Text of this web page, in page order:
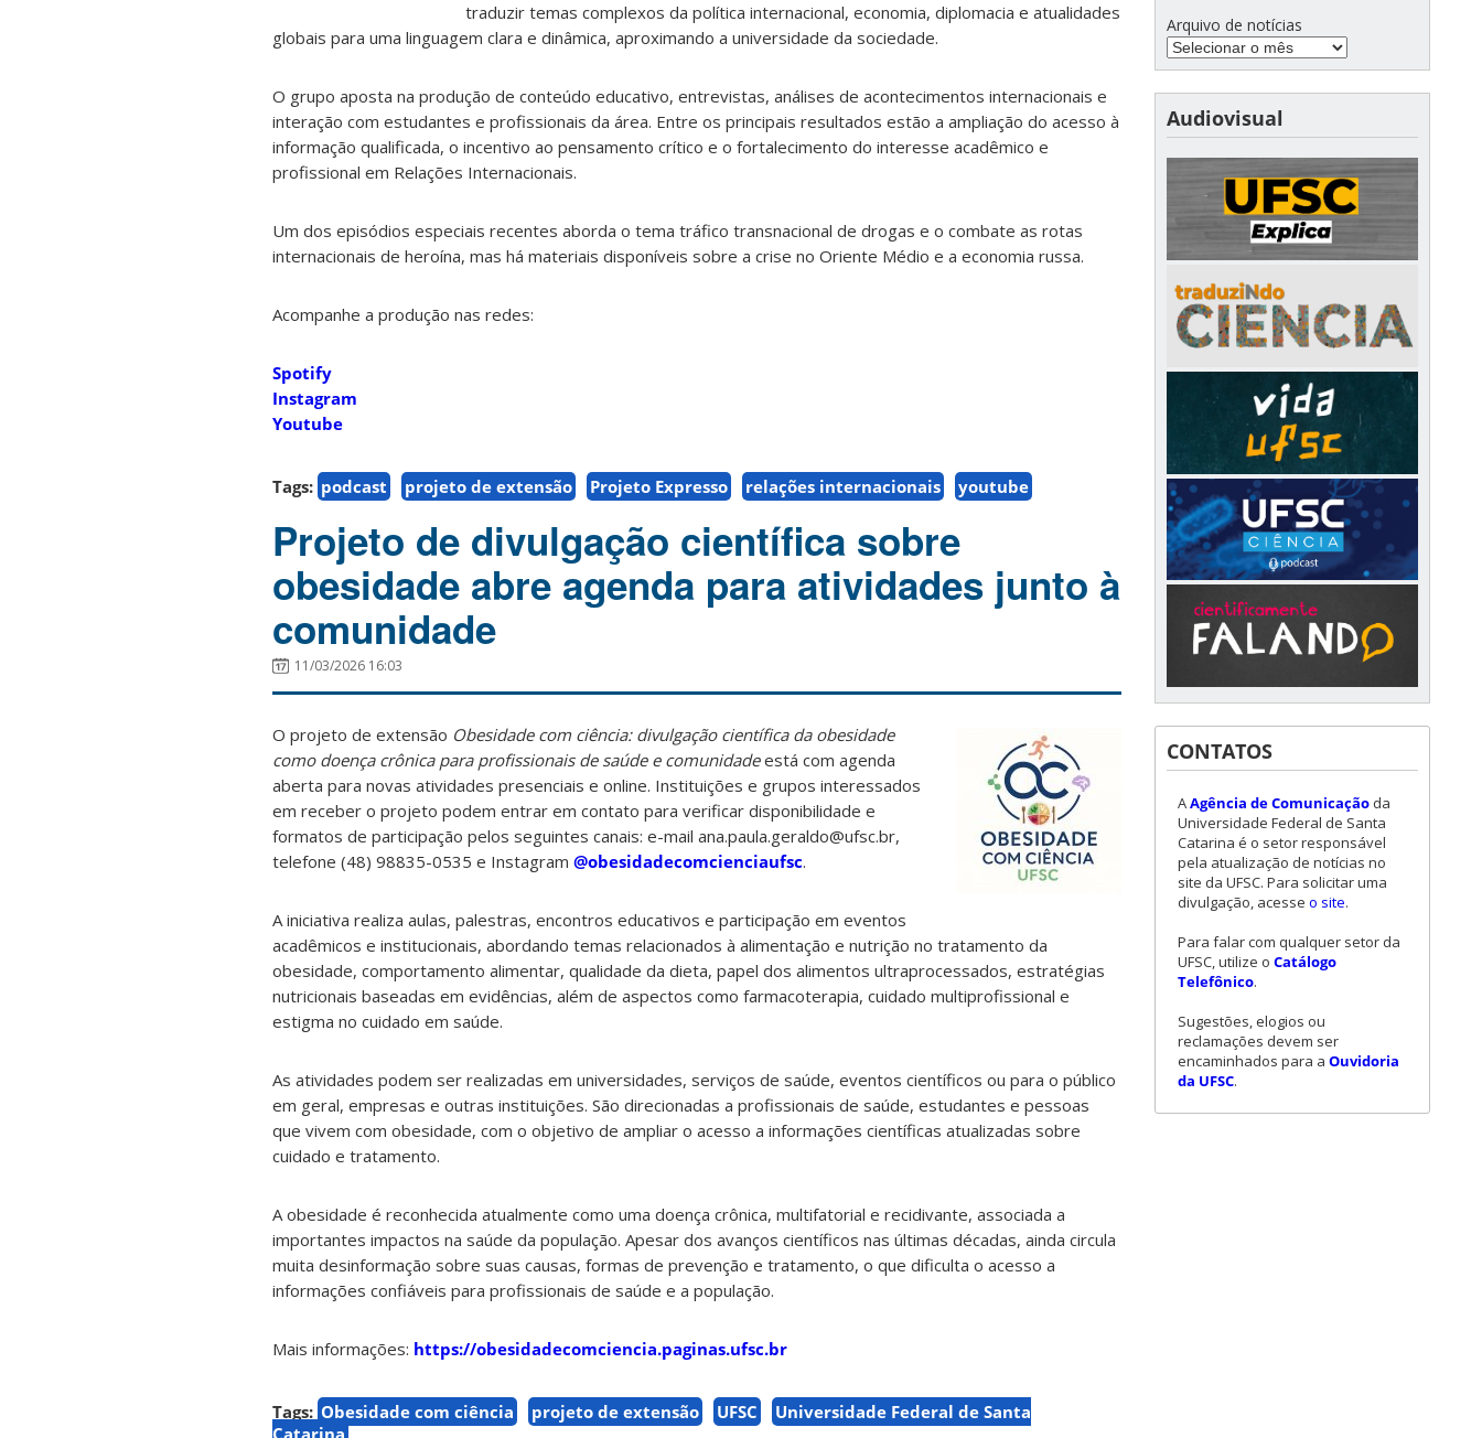
traduzir temas complexos da política internacional, economia, diplomacia e atualidades
globais para uma linguagem clara e dinâmica, aproximando a universidade da sociedade.
O grupo aposta na produção de conteúdo educativo, entrevistas, análises de acontecimentos internacionais e
interação com estudantes e profissionais da área. Entre os principais resultados estão a ampliação do acesso à
informação qualificada, o incentivo ao pensamento crítico e o fortalecimento do interesse acadêmico e
profissional em Relações Internacionais.
Um dos episódios especiais recentes aborda o tema tráfico transnacional de drogas e o combate as rotas
internacionais de heroína, mas há materiais disponíveis sobre a crise no Oriente Médio e a economia russa.
Acompanhe a produção nas redes:
Spotify
Instagram
Youtube
Tags: podcast projeto de extensão Projeto Expresso relações internacionais youtube
Projeto de divulgação científica sobre
obesidade abre agenda para atividades junto à
comunidade
11/03/2026 16:03
O projeto de extensão Obesidade com ciência: divulgação científica da obesidade
como doença crônica para profissionais de saúde e comunidadeestá com agenda
aberta para novas atividades presenciais e online. Instituições e grupos interessados
em receber o projeto podem entrar em contato para verificar disponibilidade e
formatos de participação pelos seguintes canais: e-mail ana.paula.geraldo@ufsc.br,
telefone (48) 98835-0535 e Instagram @obesidadecomcienciaufsc.
A iniciativa realiza aulas, palestras, encontros educativos e participação em eventos
acadêmicos e institucionais, abordando temas relacionados à alimentação e nutrição no tratamento da
obesidade, comportamento alimentar, qualidade da dieta, papel dos alimentos ultraprocessados, estratégias
nutricionais baseadas em evidências, além de aspectos como farmacoterapia, cuidado multiprofissional e
estigma no cuidado em saúde.
As atividades podem ser realizadas em universidades, serviços de saúde, eventos científicos ou para o público
em geral, empresas e outras instituições. São direcionadas a profissionais de saúde, estudantes e pessoas
que vivem com obesidade, com o objetivo de ampliar o acesso a informações científicas atualizadas sobre
cuidado e tratamento.
A obesidade é reconhecida atualmente como uma doença crônica, multifatorial e recidivante, associada a
importantes impactos na saúde da população. Apesar dos avanços científicos nas últimas décadas, ainda circula
muita desinformação sobre suas causas, formas de prevenção e tratamento, o que dificulta o acesso a
informações confiáveis para profissionais de saúde e a população.
Mais informações: https://obesidadecomciencia.paginas.ufsc.br
Tags: Obesidade com ciência projeto de extensão UFSC
Universidade Federal de Santa
Arquivo de notícias
Audiovisual
CONTATOS
AAgência de Comunicação da
Universidade Federal de Santa
Catarina é o setor responsável
pela atualização de notícias no
site da UFSC. Para solicitar uma
divulgação, acesse o site.
Para falar com qualquer setor da
UFSC, utilize o Catálogo
Telefônico.
Sugestões, elogios ou
reclamações devem ser
encaminhados para a Ouvidoria
da UFSC.